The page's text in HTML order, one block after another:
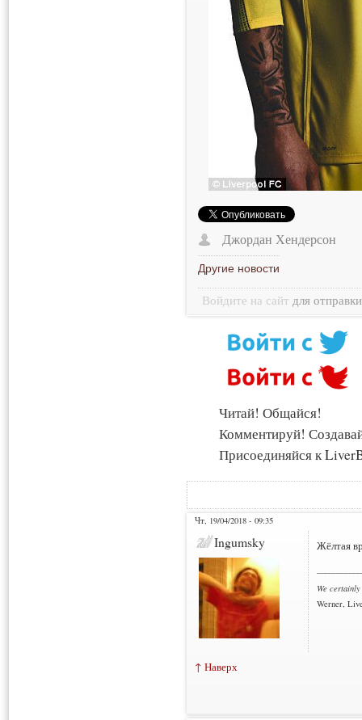
Джордан Хендерсон
Другие новости
Войдите на сайт для
Читай! Общайся!
Комментируй!
Присоединяйся к
Чт, 19/04/2018 - 09:35
Ingumsky Жёлтая
We
Werner,
↑ Наверх